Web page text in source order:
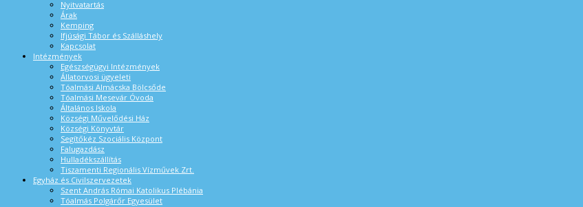
Nyitvatartás
Árak
Kemping
Ifjúsági Tábor és Szálláshely
Kapcsolat
Intézmények
Egészségügyi Intézmények
Állatorvosi ügyeleti
Tóalmási Almácska Bölcsőde
Tóalmási Mesevár Óvoda
Általános Iskola
Községi Művelődési Ház
Községi Könyvtár
Segítőkéz Szociális Központ
Falugazdász
Hulladékszállítás
Tiszamenti Regionális Vízművek Zrt.
Egyház és Civilszervezetek
Szent András Római Katolikus Plébánia
Tóalmás Polgárőr Egyesület